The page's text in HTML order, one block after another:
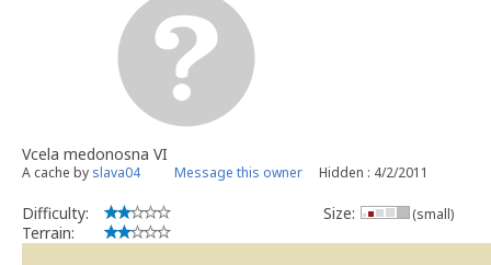
Vcela medonosna VI
A cache by slava04 Message this owner Hidden : 4/2/2011
Difficulty:
Terrain:
Size: (small)